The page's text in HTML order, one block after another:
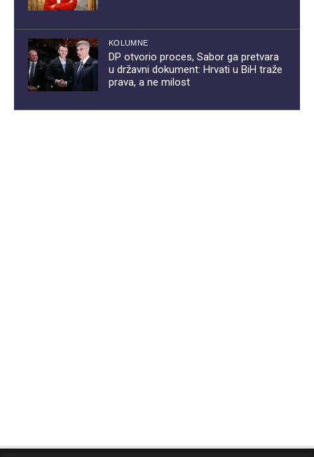
KOLUMNE
DP otvorio proces, Sabor ga pretvara
u državni dokument: Hrvati u BiH traže
prava, a ne milost